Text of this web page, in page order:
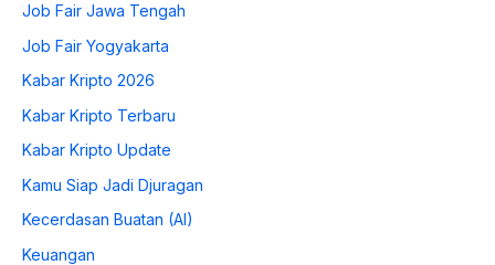
Job Fair Jawa Tengah
Job Fair Yogyakarta
Kabar Kripto 2026
Kabar Kripto Terbaru
Kabar Kripto Update
Kamu Siap Jadi Djuragan
Kecerdasan Buatan (AI)
Keuangan